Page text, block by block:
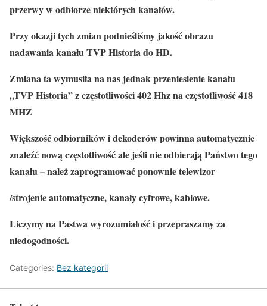
przerwy w odbiorze niektórych kanałów.
Przy okazji tych zmian podnieśliśmy jakość obrazu
nadawania kanału TVP Historia do HD.
Zmiana ta wymusiła na nas jednak przeniesienie kanału
„TVP Historia” z częstotliwości 402 Hhz na częstotliwość 418
MHZ
Większość odbiorników i dekoderów powinna automatycznie
znaleźć nową częstotliwość ale jeśli nie odbierają Państwo tego
kanału – należ zaprogramować ponownie telewizor
/strojenie automatyczne, kanały cyfrowe, kablowe.
Liczymy na Pastwa wyrozumiałość i przepraszamy za
niedogodności.
Categories: Bez kategorii